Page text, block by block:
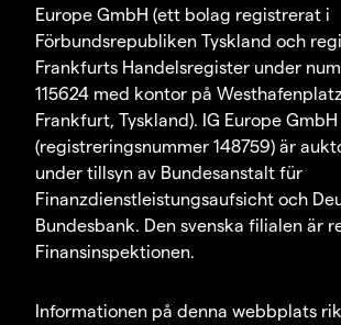
Europe GmbH (ett bolag registrerat i
Förbundsrepubliken Tyskland och
Frankfurts Handelsregister under
115624 med kontor på
Frankfurt, Tyskland). IG Europe GmbH
(registreringsnummer 148759) är
under tillsyn av Bundesanstalt für
Finanzdienstleistungsaufsicht och
Bundesbank. Den svenska filialen är
Finansinspektionen.
Informationen på denna webbplats